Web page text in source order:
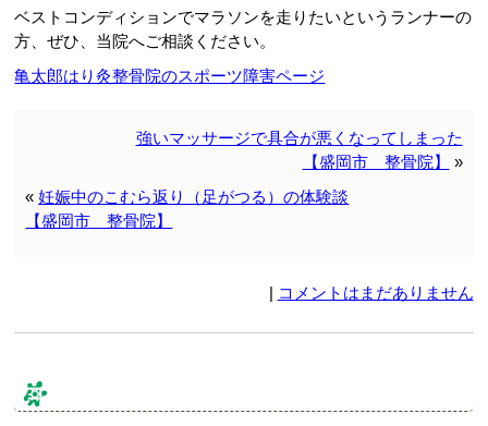
ベストコンディションでマラソンを走りたいというランナーの
方、ぜひ、当院へご相談ください。
亀太郎はり灸整骨院のスポーツ障害ページ
強いマッサージで具合が悪くなってしまった
【盛岡市 整骨院】
»
«妊娠中のこむら返り（足がつる）の体験談
【盛岡市 整骨院】
| コメントはまだありません
コメント & トラックバック